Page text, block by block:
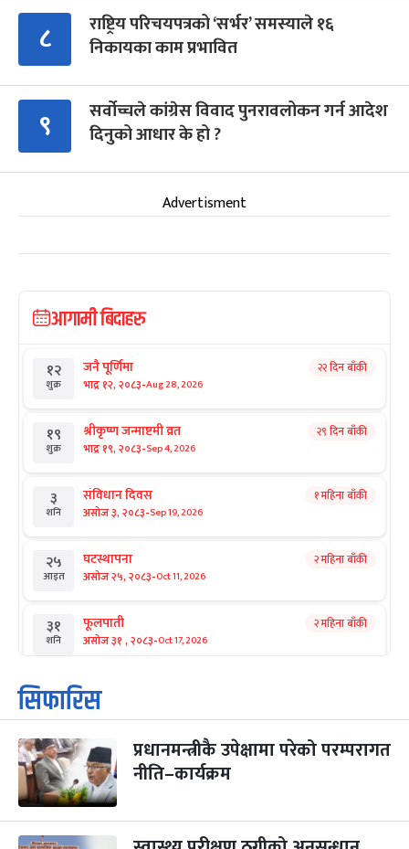
८
राष्ट्रिय परिचयपत्रको ‘सर्भर’ समस्याले १६
निकायका काम प्रभावित
९
सर्वोच्चले कांग्रेस विवाद पुनरावलोकन गर्न आदेश
दिनुको आधार के हो ?
Advertisment
आगामी बिदाहरु
१२
शुक्र
जनै पूर्णिमा
भाद्र १२, २०८३-Aug 28, 2026
२२ दिन बाँकी
१९
शुक्र
श्रीकृष्ण जन्माष्टमी व्रत
भाद्र १९, २०८३-Sep 4, 2026
२९ दिन बाँकी
३
शनि
संविधान दिवस
असोज ३, २०८३-Sep 19, 2026
१ महिना बाँकी
२५
आइत
घटस्थापना
असोज २५, २०८३-Oct 11, 2026
२ महिना बाँकी
३१
शनि
फूलपाती
असोज ३१ , २०८३-Oct 17, 2026
२ महिना बाँकी
१
आइत
कार्तिक सङ्क्रान्ति
कार्तिक १, २०८३
३
मंगल
महानवमी
कार्तिक ३, २०८३-Oct 20, 2026
२ महिना बाँकी
४
बुध कार्तिक ४, २०८३ Oct 21, 2026
सिफारिस
प्रधानमन्त्रीकै उपेक्षामा परेको परम्परागत
नीति–कार्यक्रम